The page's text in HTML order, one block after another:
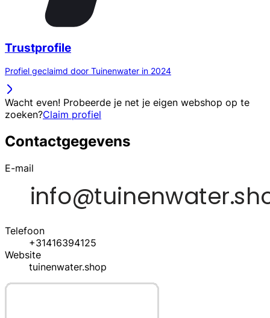
Trustprofile
Profiel geclaimd door Tuinenwater in 2024
Wacht even! Probeerde je net je eigen webshop op te
zoeken?Claim profiel
Contactgegevens
E-mail
Telefoon
+31416394125
Website
tuinenwater.shop